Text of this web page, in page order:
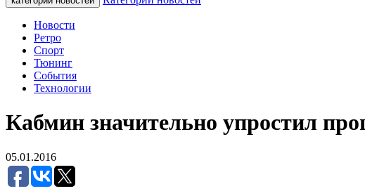
Новости
Ретро
Спорт
Тюнинг
События
Технологии
Кабмин значительно упростил
05.01.2016